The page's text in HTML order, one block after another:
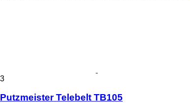
3
Putzmeister Telebelt TB105